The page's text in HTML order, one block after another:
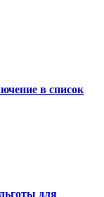
в список
для